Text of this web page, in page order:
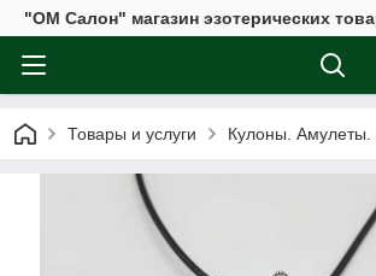
"ОМ Салон" магазин эзотерических
Товары и услуги Кулоны.